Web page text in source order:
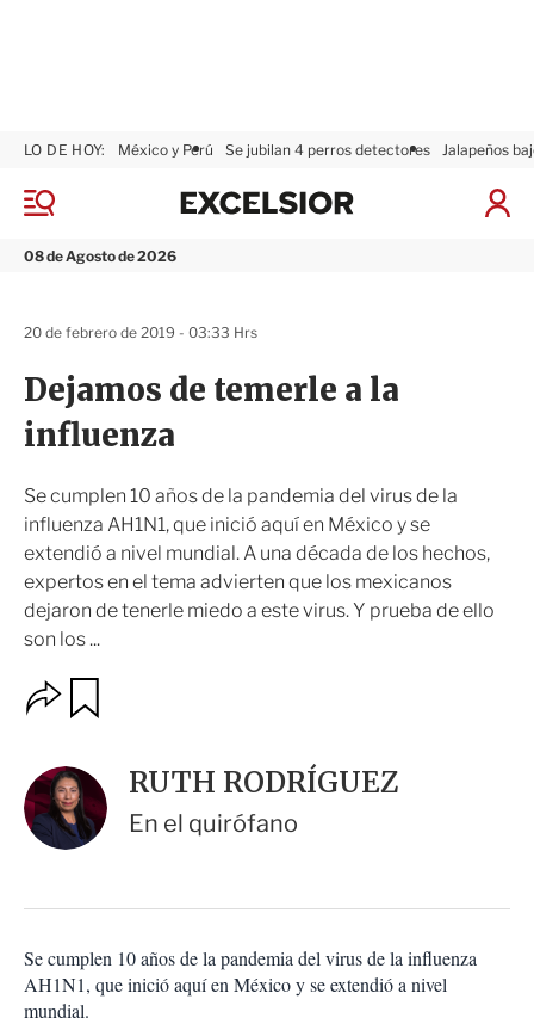
M
n
08 de Agosto de 2026
LO DE HOY: México y Perú Se jubilan 4 perros detectores Jalapeños
I
x
Dejamos de temerle a la
influenza
Se cumplen 10 años de la pandemia del virus de la
influenza AH1N1, que inició aquí en México y se
extendió a nivel mundial. A una década de los hechos,
expertos en el tema advierten que los mexicanos
dejaron de tenerle miedo a este virus. Y prueba de ello
son los ...
20 de febrero de 2019 - 03:33 Hrs
O
p
o
n
e
s
c
m
p
a
a
r
RUTH RODRÍGUEZ
En el quirófano
Se cumplen 10 años de la pandemia del virus de la influenza
AH1N1, que inició aquí en México y se extendió a nivel
mundial.